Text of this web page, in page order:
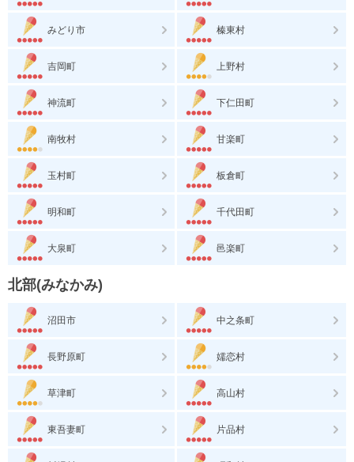
みどり市 榛東村
吉岡町 上野村
神流町 下仁田町
南牧村 甘楽町
玉村町 板倉町
明和町 千代田町
大泉町 邑楽町
北部(みなかみ)
沼田市 中之条町
長野原町 嬬恋村
草津町 高山村
東吾妻町 片品村